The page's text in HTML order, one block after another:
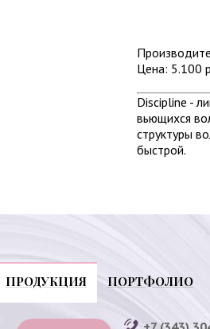
Цена: 5.100
Discipline -
вьющихся
структуры
быстрой.
ПРОДУКЦИЯ ПОРТФОЛИО